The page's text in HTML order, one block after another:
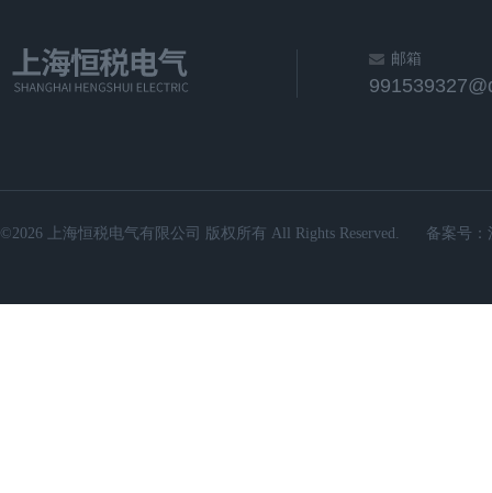
邮箱
©2026 上海恒税电气有限公司 版权所有 All Rights Reserved. 备案号：